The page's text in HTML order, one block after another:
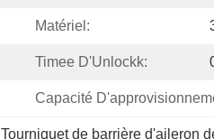
Matériel:
Timee D'Unlockk:
Capacité
Tourniquet de barrière d'aileron